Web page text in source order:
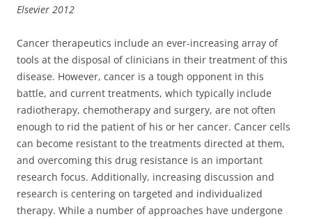
Elsevier 2012
Cancer therapeutics include an ever-increasing array of
tools at the disposal of clinicians in their treatment of this
disease. However, cancer is a tough opponent in this
battle, and current treatments, which typically include
radiotherapy, chemotherapy and surgery, are not often
enough to rid the patient of his or her cancer. Cancer cells
can become resistant to the treatments directed at them,
and overcoming this drug resistance is an important
research focus. Additionally, increasing discussion and
research is centering on targeted and individualized
therapy. While a number of approaches have undergone